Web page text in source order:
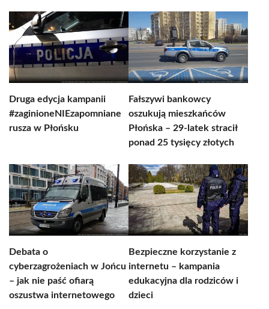
Druga edycja kampanii
#zaginioneNIEzapomniane
rusza w Płońsku
Fałszywi bankowcy
oszukują mieszkańców
Płońska – 29-latek stracił
ponad 25 tysięcy złotych
Debata o
cyberzagrożeniach w Jońcu
– jak nie paść ofiarą
oszustwa internetowego
Bezpieczne korzystanie z
internetu – kampania
edukacyjna dla rodziców i
dzieci